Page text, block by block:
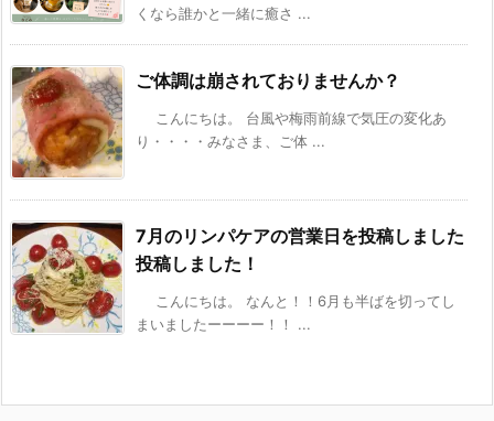
くなら誰かと一緒に癒さ ...
ご体調は崩されておりませんか？
こんにちは。 台風や梅雨前線で気圧の変化あ
り・・・・みなさま、ご体 ...
7月のリンパケアの営業日を投稿しました
投稿しました！
こんにちは。 なんと！！6月も半ばを切ってし
まいましたーーーー！！ ...